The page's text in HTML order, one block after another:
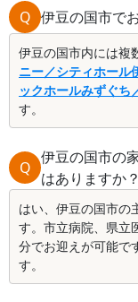
Q 伊豆の国市で
伊豆の国市内には複
ニー／シティホール
ックホールみずぐち
す。
Q
伊豆の国市の
はありますか？
はい、伊豆の国市の
す。市立病院、県立
分でお迎えが可能で
す。